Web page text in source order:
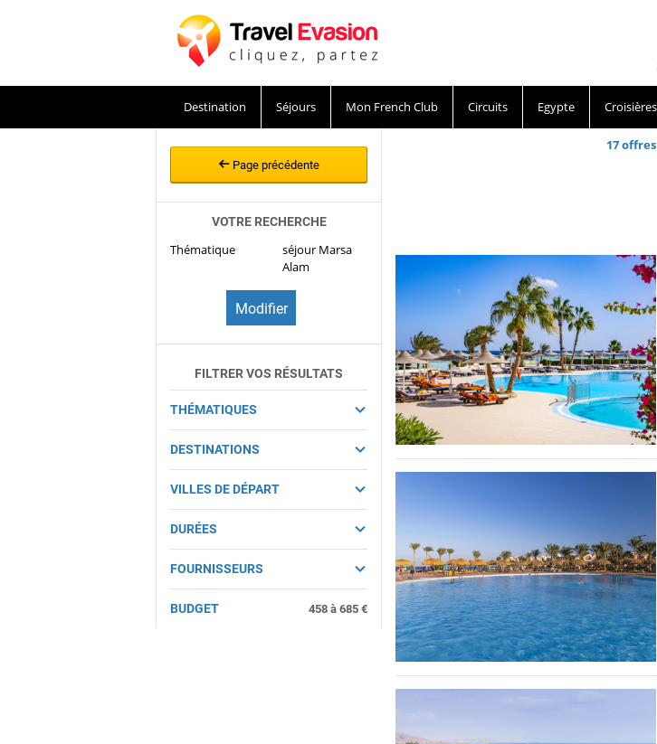
Destination Séjours Mon French Club Circuits Egypte
Page précédente
VOTRE RECHERCHE
Thématique
séjour Marsa
Alam
FILTRER VOS RÉSULTATS
THÉMATIQUES
DESTINATIONS
VILLES DE DÉPART
DURÉES
FOURNISSEURS
BUDGET 458 à 685 €
17offres